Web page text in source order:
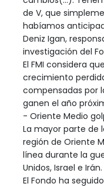
de V, que
habíamos
Deniz Igan,
investigación del
El FMI considera
crecimiento
compensadas por
ganen el año
- Oriente Medio
La mayor parte de
región de Oriente
línea durante la
Unidos, Israel e Irán.
El Fondo ha